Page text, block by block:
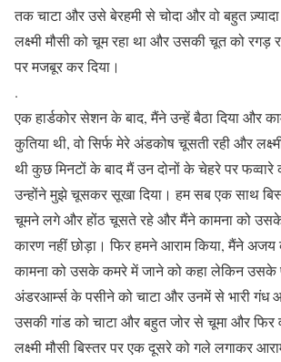
तक चाटा और उसे बेरहमी से चोदा और वो बहुत
लक्ष्मी मौसी को चूम रहा था और उसकी चूत को
पर मजबूर कर दिया।
.
एक हार्डकोर सेशन के बाद, मैंने उन्हें बैठा दिया और
कुतिया थी, वो सिर्फ मेरे अंडकोष चूसती रही और
थी कुछ मिनटों के बाद मैं उन दोनों के चेहरे पर
उन्होंने मुझे चूसकर सूखा दिया। हम सब एक साथ
चूमने लगे और होंठ चूसते रहे और मैंने कामना को
कारण नहीं छोड़ा। फिर हमने आराम किया, मैंने
कामना को उसके कमरे में जाने को कहा लेकिन
अंडरआर्म्स के पसीने को चाटा और उनमें से भारी गंध
उसकी गांड को चाटा और बहुत जोर से चूमा और
लक्ष्मी मौसी बिस्तर पर एक दूसरे को गले लगाकर